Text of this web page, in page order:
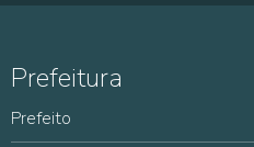
Prefeitura
Prefeito